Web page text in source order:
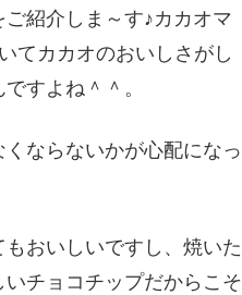
紹介しま～す♪カカオマ
てカカオのおいしさがし
すよね＾＾。
ならないかが心配になっ
おいしいですし、焼いた
チョコチップだからこそ